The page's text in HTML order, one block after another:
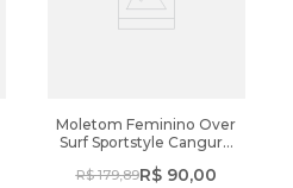
Moletom Feminino Over
Surf Sportstyle Canguru
R$ 179,89R$ 90,00